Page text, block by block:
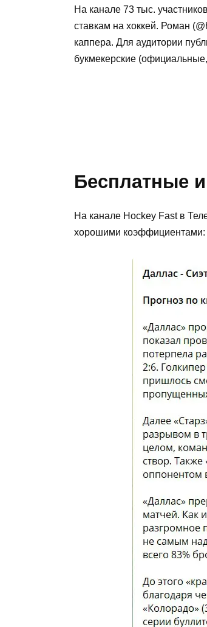
На канале 73 тыс.
ставкам на хоккей. Роман
каппера. Для аудитории
букмекерские
Бесплатные
На канале Hockey Fast в
хорошими коэффициентами: